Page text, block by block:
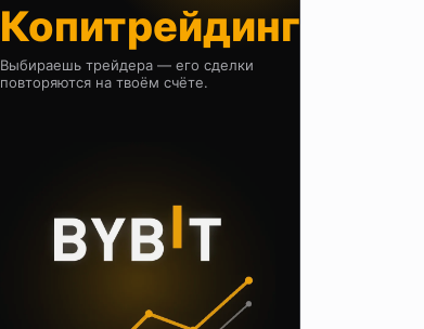
Копитрейдинг
Выбираешь трейдера — его сделки
повторяются на твоём счёте.